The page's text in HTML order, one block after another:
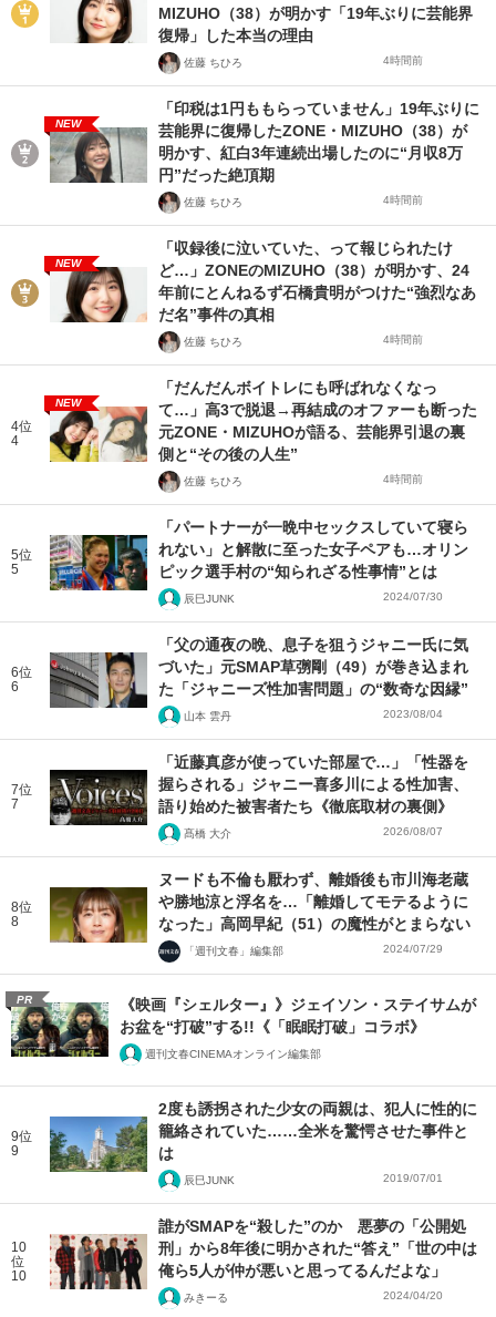
MIZUHO（38）が明かす「19年ぶりに芸能界
復帰」した本当の理由
佐藤 ちひろ 4時間前
NEW
「印税は1円ももらっていません」19年ぶりに
芸能界に復帰したZONE・MIZUHO（38）が
明かす、紅白3年連続出場したのに“月収8万
円”だった絶頂期
佐藤 ちひろ 4時間前
NEW
「収録後に泣いていた、って報じられたけ
ど…」ZONEのMIZUHO（38）が明かす、24
年前にとんねるず石橋貴明がつけた“強烈なあ
だ名”事件の真相
佐藤 ちひろ 4時間前
4位
4
NEW
「だんだんボイトレにも呼ばれなくなっ
て…」高3で脱退→再結成のオファーも断った
元ZONE・MIZUHOが語る、芸能界引退の裏
側と“その後の人生”
佐藤 ちひろ 4時間前
5位
5
「パートナーが一晩中セックスしていて寝ら
れない」と解散に至った女子ペアも…オリン
ピック選手村の“知られざる性事情”とは
辰巳JUNK 2024/07/30
6位
6
「父の通夜の晩、息子を狙うジャニー氏に気
づいた」元SMAP草彅剛（49）が巻き込まれ
た「ジャニーズ性加害問題」の“数奇な因縁”
山本 雲丹 2023/08/04
7位
7
「近藤真彦が使っていた部屋で…」「性器を
握らされる」ジャニー喜多川による性加害、
語り始めた被害者たち《徹底取材の裏側》
髙橋 大介 2026/08/07
8位
8
ヌードも不倫も厭わず、離婚後も市川海老蔵
や勝地涼と浮名を…「離婚してモテるように
なった」高岡早紀（51）の魔性がとまらない
「週刊文春」編集部 2024/07/29
PR
《映画『シェルター』》ジェイソン・ステイサムが
お盆を“打破”する!!《「眠眠打破」コラボ》
週刊文春CINEMAオンライン編集部
9位
9
2度も誘拐された少女の両親は、犯人に性的に
籠絡されていた……全米を驚愕させた事件と
は
辰巳JUNK 2019/07/01
10
位
10
誰がSMAPを“殺した”のか 悪夢の「公開処
刑」から8年後に明かされた“答え”「世の中は
俺ら5人が仲が悪いと思ってるんだよな」
みきーる 2024/04/20